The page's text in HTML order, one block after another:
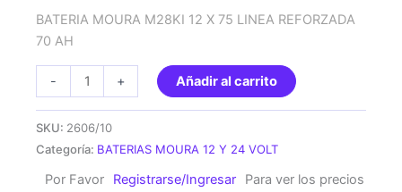
BATERIA MOURA M28KI 12 X 75 LINEA REFORZADA
70 AH
-
BATERIA
MOURA
75
+ Añadir al carrito
SKU: 2606/10
Categoría: BATERIAS MOURA 12 Y 24 VOLT
Por Favor Registrarse/Ingresar
Para ver los precios